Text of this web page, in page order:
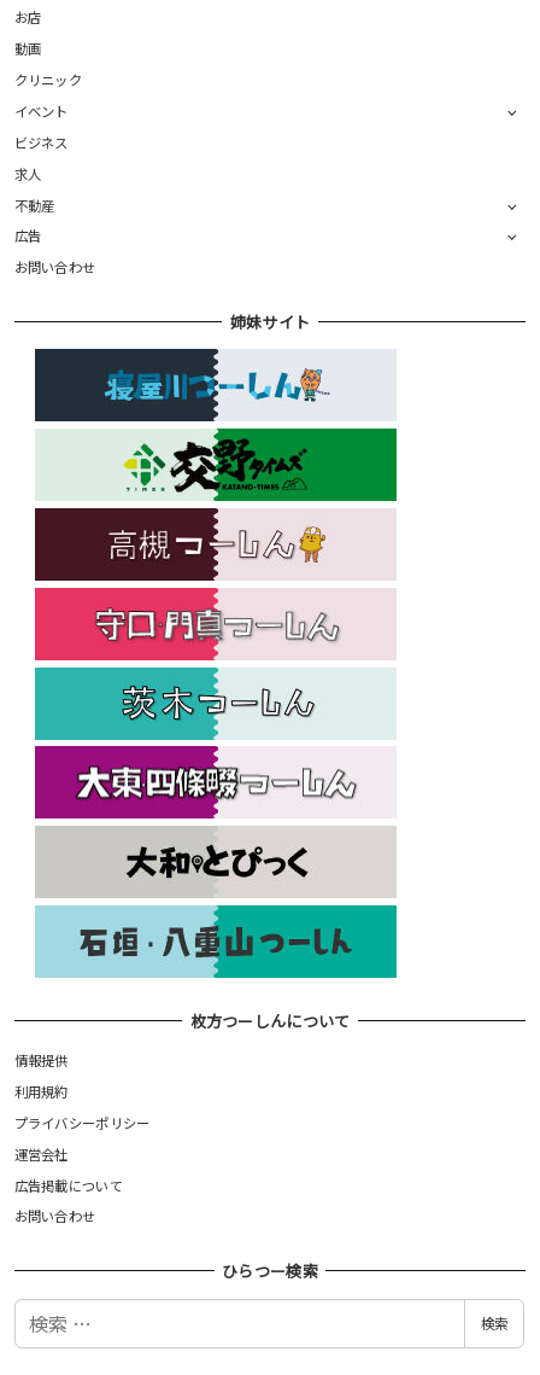
お店
動画
クリニック
イベント
ビジネス
求人
不動産
広告
お問い合わせ
姉妹サイト
枚方つーしんについて
情報提供
利用規約
プライバシーポリシー
運営会社
広告掲載について
お問い合わせ
ひらつー検索
検
検索